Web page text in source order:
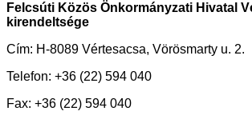
Felcsúti Közös Önkormányzati Hivatal
kirendeltsége
Cím: H-8089 Vértesacsa, Vörösmarty u. 2.
Telefon: +36 (22) 594 040
Fax: +36 (22) 594 040